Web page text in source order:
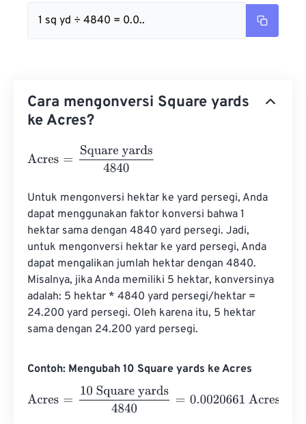
1 sq yd ÷ 4840 = 0.0..
Cara mengonversi Square yards
ke Acres?
Acres Square yards4840
Untuk mengonversi hektar ke yard persegi, Anda
dapat menggunakan faktor konversi bahwa 1
hektar sama dengan 4840 yard persegi. Jadi,
untuk mengonversi hektar ke yard persegi, Anda
dapat mengalikan jumlah hektar dengan 4840.
Misalnya, jika Anda memiliki 5 hektar, konversinya
adalah: 5 hektar * 4840 yard persegi/hektar =
24.200 yard persegi. Oleh karena itu, 5 hektar
sama dengan 24.200 yard persegi.
Contoh: Mengubah 10 Square yards ke Acres
Acres
10 Square yards4840= 0.0020661 Acres